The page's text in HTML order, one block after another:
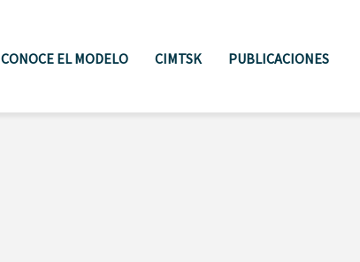
CONOCE EL MODELO CIMTSK PUBLICACIONES